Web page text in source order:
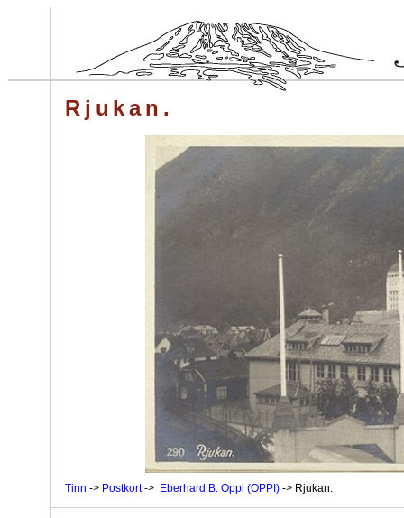
Rjukan.
Tinn -> Postkort-> Eberhard B. Oppi (OPPI) -> Rjukan.